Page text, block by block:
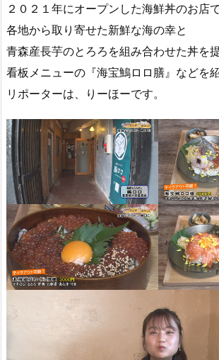
２０２１年にオープンした海鮮丼のお店で
各地から取り寄せた新鮮な海の幸と
青森産長芋のとろろを組み合わせた丼を
看板メニューの『海宝鷠ロロ膳』などを
リポーターは、りーほーです。